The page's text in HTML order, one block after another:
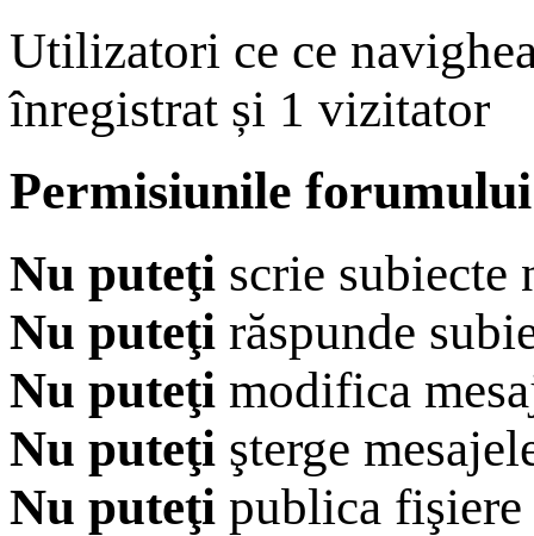
Utilizatori ce ce
înregistrat și 1 vizitator
Permisiunile forumului
Nu puteţi scrie subiecte
Nu puteţi răspunde
Nu puteţi modifica
Nu puteţi şterge
Nu puteţi publica fişiere